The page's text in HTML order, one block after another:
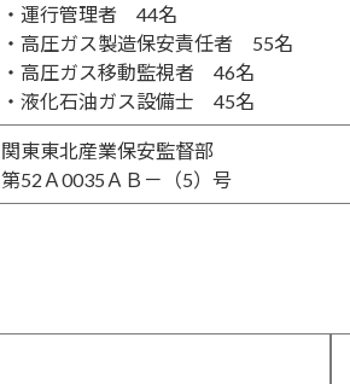
・運行管理者 44名
・高圧ガス製造保安責任者 55名
・高圧ガス移動監視者 46名
・液化石油ガス設備士 45名
関東東北産業保安監督部
第52Ａ0035ＡＢ－（5）号